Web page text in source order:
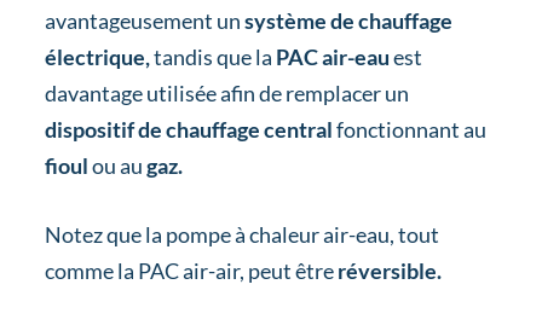
avantageusement unsystème de chauffage
électrique,tandis que la PAC air-eauest
davantage utilisée afin de remplacer un
dispositif de chauffage centralfonctionnant au
fioulou augaz.
Notez que la pompe à chaleur air-eau, tout
comme la PAC air-air, peut êtreréversible.